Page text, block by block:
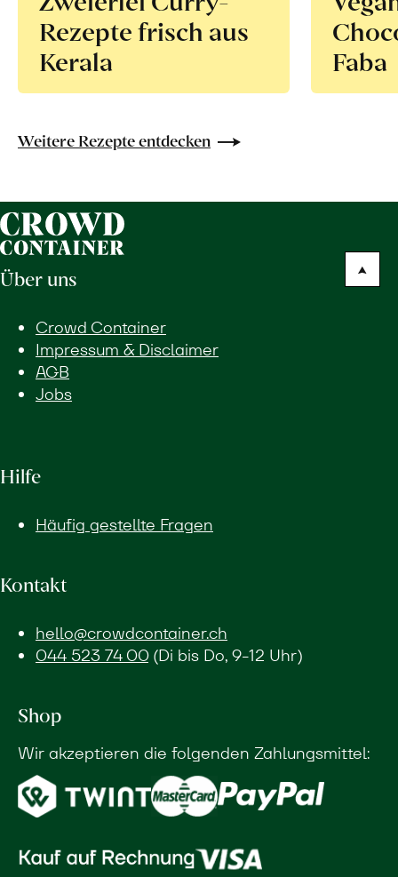
Rezepte frisch aus
Kerala
Faba
Weitere Rezepte entdecken
Über uns
Crowd Container
Impressum & Disclaimer
AGB
Jobs
Hilfe
Häufig gestellte Fragen
Kontakt
hello@crowdcontainer.ch
044 523 74 00(Di bis Do, 9-12 Uhr)
Shop
Wir akzeptieren die folgenden Zahlungsmittel: